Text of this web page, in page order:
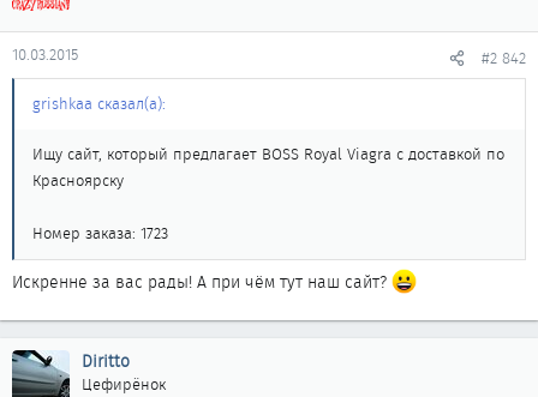
10.03.2015 #2 842
grishkaa сказал(а):
Ищу сайт, который предлагает BOSS Royal Viagra с доставкой по
Красноярску
Номер заказа: 1723
Искренне за вас рады! А при чём тут наш сайт?
Diritto
Цефирёнок